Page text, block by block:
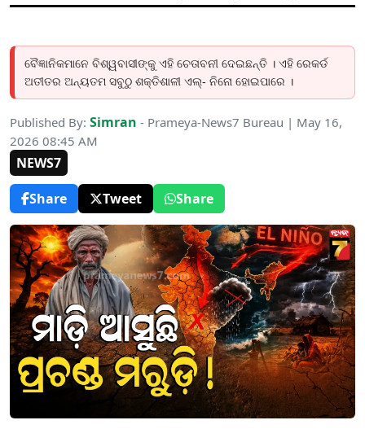
ବୈଜ୍ଞାନିକମାନେ ବିଶ୍ୱବାସୀଙ୍କୁ ଏହି ଚେତାବନୀ ଦେଇଛନ୍ତି । ଏହି ରେକର୍ଡ
ଅତୀତର ଅନ୍ୟତମ ସବୁଠୁ ଶକ୍ତିଶାଳୀ ଏଲ୍- ନିନୋ ହୋଇପାରେ ।
Published By: Simran - Prameya-News7 Bureau | May 16,
2026 08:45 AM
NEWS7
Share
Tweet Share